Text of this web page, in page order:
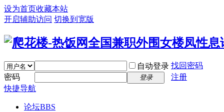
设为首页收藏本站
开启辅助访问 切换到宽版
自动登录 找回密码
密码
登录
注册
快捷导航
论坛BBS